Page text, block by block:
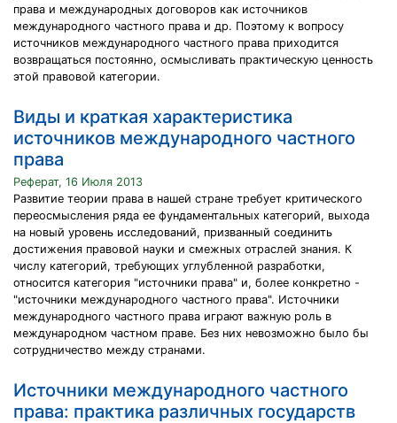
права и международных договоров как источников
международного частного права и др. Поэтому к вопросу
источников международного частного права приходится
возвращаться постоянно, осмысливать практическую ценность
этой правовой категории.
Виды и краткая характеристика
источников международного частного
права
Реферат, 16 Июля 2013
Развитие теории права в нашей стране требует критического
переосмысления ряда ее фундаментальных категорий, выхода
на новый уровень исследований, призванный соединить
достижения правовой науки и смежных отраслей знания. К
числу категорий, требующих углубленной разработки,
относится категория "источники права" и, более конкретно -
"источники международного частного права". Источники
международного частного права играют важную роль в
международном частном праве. Без них невозможно было бы
сотрудничество между странами.
Источники международного частного
права: практика различных государств